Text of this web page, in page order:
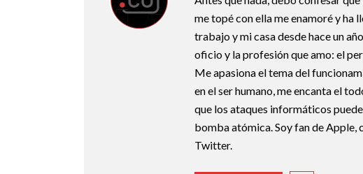
me topé con ella me enamoré y ha
trabajo y mi casa desde hace un
oficio y la profesión que amo: el
Me apasiona el tema del
en el ser humano, me encanta el
que los ataques informáticos
bomba atómica. Soy fan de
Twitter.